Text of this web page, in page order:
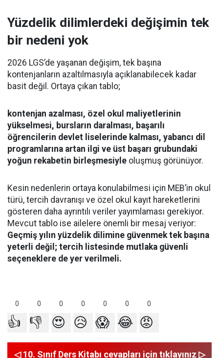
Yüzdelik dilimlerdeki değişimin tek
bir nedeni yok
2026 LGS’de yaşanan değişim, tek başına
kontenjanların azaltılmasıyla açıklanabilecek kadar
basit değil. Ortaya çıkan tablo;
kontenjan azalması, özel okul maliyetlerinin
yükselmesi, bursların daralması, başarılı
öğrencilerin devlet liselerinde kalması, yabancı dil
programlarına artan ilgi ve üst başarı grubundaki
yoğun rekabetin birleşmesiyle oluşmuş görünüyor.
Kesin nedenlerin ortaya konulabilmesi için MEB’in okul
türü, tercih davranışı ve özel okul kayıt hareketlerini
gösteren daha ayrıntılı veriler yayımlaması gerekiyor.
Mevcut tablo ise ailelere önemli bir mesaj veriyor:
Geçmiş yılın yüzdelik dilimine güvenmek tek başına
yeterli değil; tercih listesinde mutlaka güvenli
seçeneklere de yer verilmeli.
0 0 0 0 0 0 0
👍 👎 😍 😥 😱 😂 😡
◁ 10. Sınıf Ders Kitabı cevapları için tıklayınız ▷